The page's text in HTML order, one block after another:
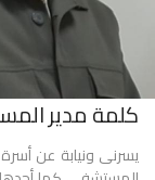
كلمة مدير
يسرنى ونيابة عن